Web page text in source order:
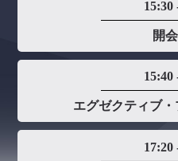
15:30
開
15:40
エグゼクティブ・
17:20